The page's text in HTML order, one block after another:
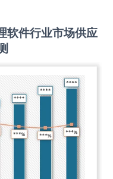
软件行业市场供应